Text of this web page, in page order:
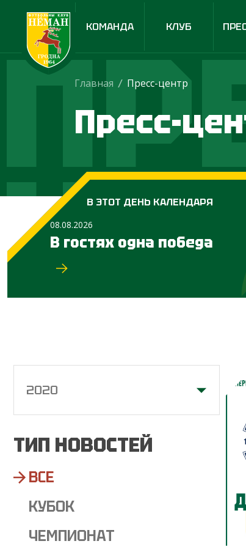
КОМАНДА КЛУБ
Главная / Пресс-центр
Пресс-
В ЭТОТ ДЕНЬ КАЛЕНДАРЯ
08.08.2026
В гостях одна победа
2020
ТИП НОВОСТЕЙ
ВСЕ
КУБОК
ЧЕМПИОНАТ